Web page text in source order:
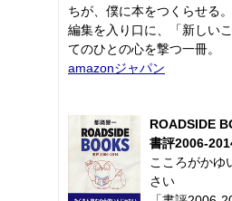
ちが、僕に本をつくらせる。
編集を入り口に、「新しい
てのひとの心を撃つ一冊。
amazonジャパン
ROADSIDE
書評2006-
こころがかゆ
さい